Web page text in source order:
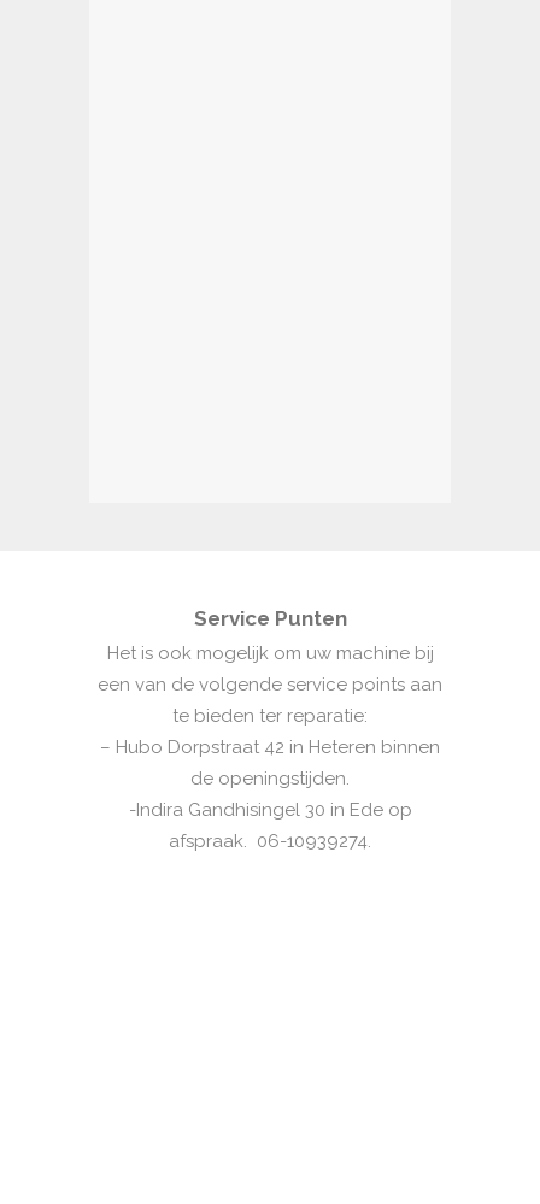
Service Punten
Het is ook mogelijk om uw machine bij
een van de volgende service points aan
te bieden ter reparatie:
– Hubo Dorpstraat 42 in Heteren binnen
de openingstijden.
-Indira Gandhisingel 30 in Ede op
afspraak. 06-10939274.